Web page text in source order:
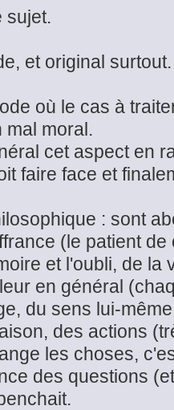
sujet.
et original surtout.
où le cas à
mal moral.
cet aspect en
faire face et
: sont
(le patient
et l'oubli, de la
en général
du sens lui-
des actions
les choses,
des questions